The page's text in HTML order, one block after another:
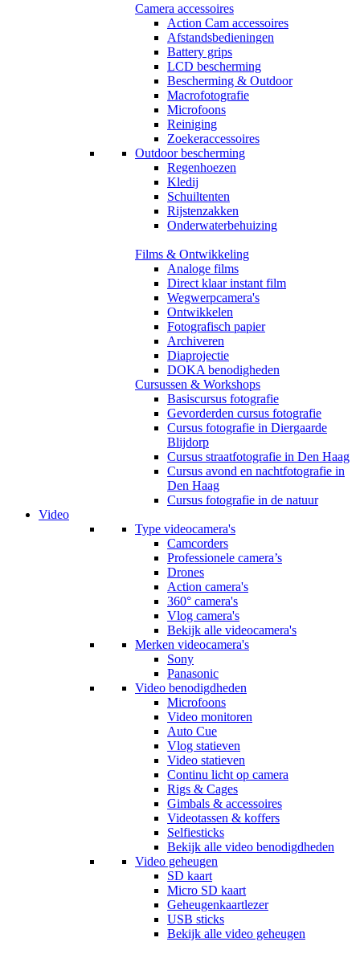
Camera accessoires
Action Cam accessoires
Afstandsbedieningen
Battery grips
LCD bescherming
Bescherming & Outdoor
Macrofotografie
Microfoons
Reiniging
Zoekeraccessoires
Outdoor bescherming
Regenhoezen
Kledij
Schuiltenten
Rijstenzakken
Onderwaterbehuizing
Films & Ontwikkeling
Analoge films
Direct klaar instant film
Wegwerpcamera's
Ontwikkelen
Fotografisch papier
Archiveren
Diaprojectie
DOKA benodigheden
Cursussen & Workshops
Basiscursus fotografie
Gevorderden cursus fotografie
Cursus fotografie in Diergaarde
Blijdorp
Cursus straatfotografie in Den Haag
Cursus avond en nachtfotografie in
Den Haag
Cursus fotografie in de natuur
Video
Type videocamera's
Camcorders
Professionele camera’s
Drones
Action camera's
360° camera's
Vlog camera's
Bekijk alle videocamera's
Merken videocamera's
Sony
Panasonic
Video benodigdheden
Microfoons
Video monitoren
Auto Cue
Vlog statieven
Video statieven
Continu licht op camera
Rigs & Cages
Gimbals & accessoires
Videotassen & koffers
Selfiesticks
Bekijk alle video benodigdheden
Video geheugen
SD kaart
Micro SD kaart
Geheugenkaartlezer
USB sticks
Bekijk alle video geheugen